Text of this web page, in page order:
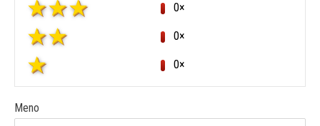
0×
0×
0×
Meno